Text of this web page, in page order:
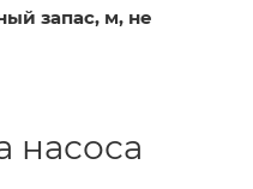
запас, м, не
насоса